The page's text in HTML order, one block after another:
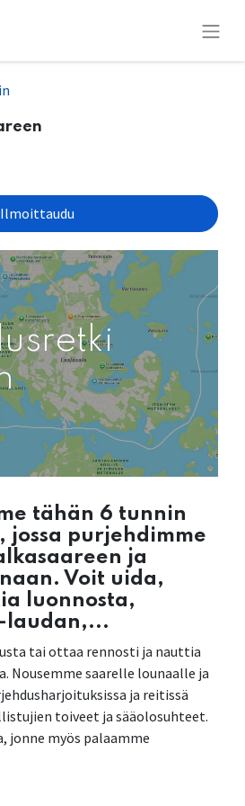
Ilmoittaudu
tähän 6 tunnin
jossa purjehdimme
ja
Voit uida,
luonnosta,
laudan,...
tai ottaa rennosti ja nauttia
Nousemme saarelle lounaalle ja
ja reitissä
toiveet ja sääolosuhteet.
jonne myös palaamme